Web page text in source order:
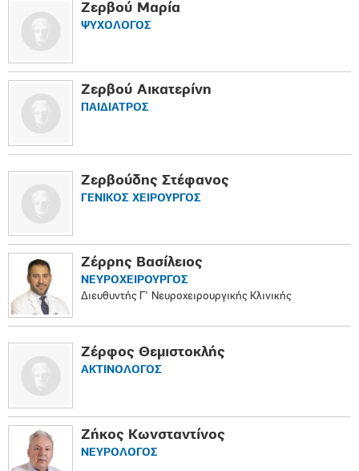
Ζερβού Μαρία
ΨΥΧΟΛΟΓΟΣ
Ζερβού Αικατερίνη
ΠΑΙΔΙΑΤΡΟΣ
Ζερβούδης Στέφανος
ΓΕΝΙΚΟΣ ΧΕΙΡΟΥΡΓΟΣ
Ζέρρης Βασίλειος
ΝΕΥΡΟΧΕΙΡΟΥΡΓΟΣ
Διευθυντής Γ' Νευροχειρουργικής Κλινικής
Ζέρφος Θεμιστοκλής
ΑΚΤΙΝΟΛΟΓΟΣ
Ζήκος Κωνσταντίνος
ΝΕΥΡΟΛΟΓΟΣ